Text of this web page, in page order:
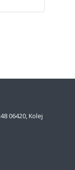
06420, Kolej